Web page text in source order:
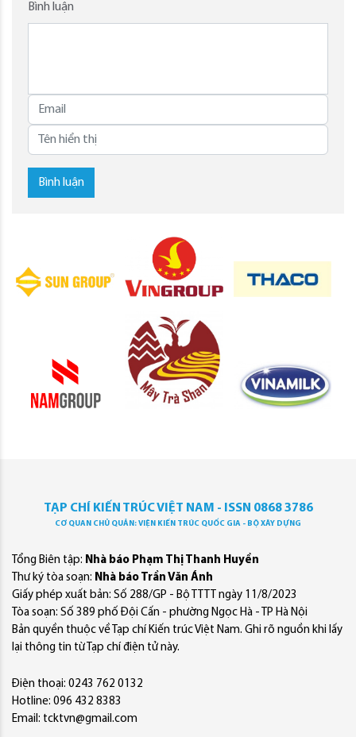
Bình luận
Bình luận
TẠP CHÍ KIẾN TRÚC VIỆT NAM - ISSN 0868 3786
CƠ QUAN CHỦ QUẢN: VIỆN KIẾN TRÚC QUỐC GIA - BỘ XÂY DỰNG
Tổng Biên tập: Nhà báo Phạm Thị Thanh Huyền
Thư ký tòa soạn: Nhà báo Trần Văn Ánh
Giấy phép xuất bản: Số 288/GP - Bộ TTTT ngày 11/8/2023
Tòa soạn: Số 389 phố Đội Cấn - phường Ngọc Hà - TP Hà Nội
Bản quyền thuộc về Tạp chí Kiến trúc Việt Nam. Ghi rõ nguồn khi lấy
lại thông tin từ Tạp chí điện tử này.
Điện thoại: 0243 762 0132
Hotline: 096 432 8383
Email: tcktvn@gmail.com